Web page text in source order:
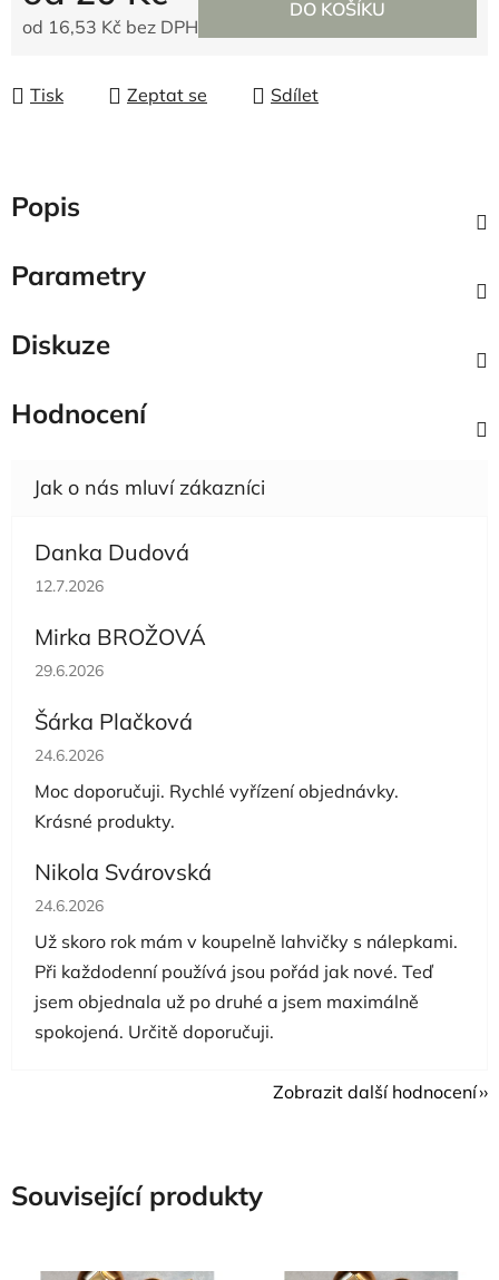
od 16,53 Kč bez DPH
DO KOŠÍKU
Tisk Zeptat se Sdílet
Popis
Parametry
Diskuze
Hodnocení
Danka Dudová
Hodnocení obchodu je 5 z 5 hvězdiček.
12.7.2026
Mirka BROŽOVÁ
Hodnocení obchodu je 5 z 5 hvězdiček.
29.6.2026
Šárka Plačková
Hodnocení obchodu je 5 z 5 hvězdiček.
24.6.2026
Moc doporučuji. Rychlé vyřízení objednávky.
Krásné produkty.
Nikola Svárovská
Hodnocení obchodu je 5 z 5 hvězdiček.
24.6.2026
Už skoro rok mám v koupelně lahvičky s nálepkami.
Při každodenní používá jsou pořád jak nové. Teď
jsem objednala už po druhé a jsem maximálně
spokojená. Určitě doporučuji.
Zobrazit další hodnocení
Související produkty